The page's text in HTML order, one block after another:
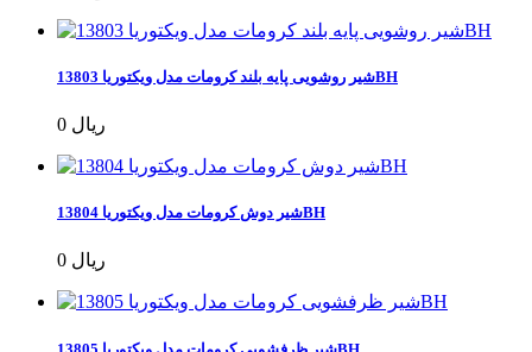
شیر روشویی پایه بلند کرومات مدل ویکتوریا 13803BH
0 ریال
شیر دوش کرومات مدل ویکتوریا 13804BH
0 ریال